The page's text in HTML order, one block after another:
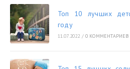
Топ 10 лучших
году
11.07.2022 / 0 КОММЕНТАРИЕВ